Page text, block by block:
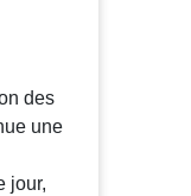
des
une
jour,